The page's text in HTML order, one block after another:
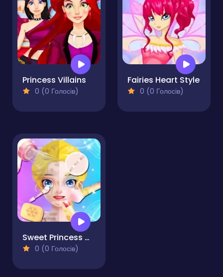
Princess Villains
0 (0 Голосів)
Fairies Heart Style
0 (0 Голосів)
Sweet Princess Makeup Party
0 (0 Голосів)